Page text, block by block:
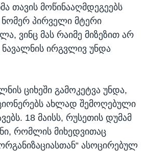
თავის მოწინააღმდეგეებს
ნომერ პირველი მტერი
ვინც მას რაიმე მიზეზით არ
ნავალნის ირგვლივ უნდა
ციხეში გამოკეტვა უნდა,
ახლად შემოღებული
18 მაისს, რუსეთის დუმამ
რომლის მიხედვითაც
ასოცირებულ